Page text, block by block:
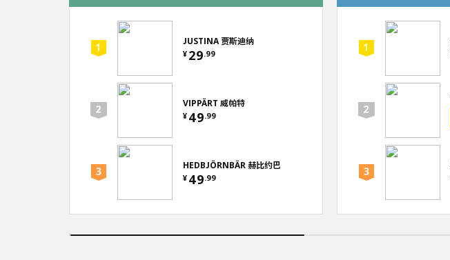
JUSTINA 贾斯迪纳
¥ 29.99
VIPPÄRT 威帕特
¥ 49.99
HEDBJÖRNBÄR 赫比约巴
¥ 49.99